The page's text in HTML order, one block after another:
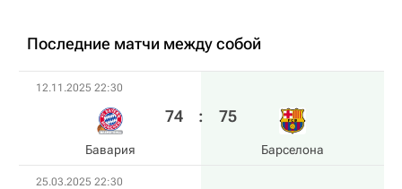
Последние матчи между собой
12.11.2025 22:30
Бавария
74 : 75
Барселона
25.03.2025 22:30